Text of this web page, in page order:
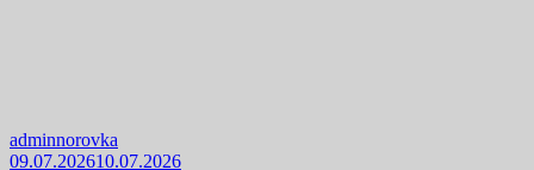
adminnorovka
09.07.202610.07.2026